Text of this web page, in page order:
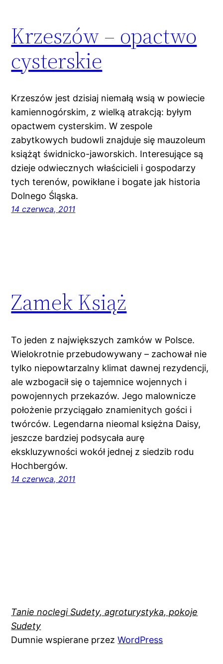
Krzeszów – opactwo
cysterskie
Krzeszów jest dzisiaj niemałą wsią w powiecie
kamiennogórskim, z wielką atrakcją: byłym
opactwem cysterskim. W zespole
zabytkowych budowli znajduje się mauzoleum
książąt świdnicko-jaworskich. Interesujące są
dzieje odwiecznych właścicieli i gospodarzy
tych terenów, powikłane i bogate jak historia
Dolnego Śląska.
14 czerwca, 2011
Zamek Książ
To jeden z największych zamków w Polsce.
Wielokrotnie przebudowywany – zachował nie
tylko niepowtarzalny klimat dawnej rezydencji,
ale wzbogacił się o tajemnice wojennych i
powojennych przekazów. Jego malownicze
położenie przyciągało znamienitych gości i
twórców. Legendarna nieomal księżna Daisy,
jeszcze bardziej podsycała aurę
ekskluzywności wokół jednej z siedzib rodu
Hochbergów.
14 czerwca, 2011
Tanie noclegi Sudety, agroturystyka, pokoje
Sudety
Dumnie wspierane przezWordPress